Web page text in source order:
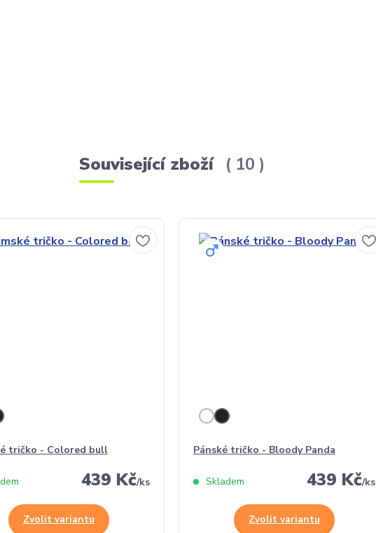
Související zboží 10
tričko - Colored bull
439 Kč/ks
Zvolit variantu
Pánské tričko - Bloody Panda
439 Kč/ks
Skladem
Zvolit variantu